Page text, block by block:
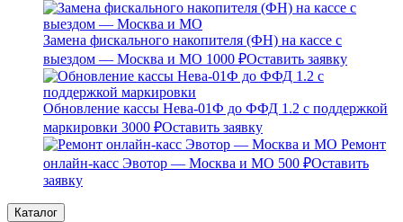
Замена фискального накопителя (ФН) на кассе с
выездом — Москва и МО 1000 ₽Оставить заявку
Обновление кассы Нева-01Ф до ФФД 1.2 с поддержкой
маркировки 3000 ₽Оставить заявку
Ремонт
онлайн-касс Эвотор — Москва и МО 500 ₽Оставить
заявку
Каталог